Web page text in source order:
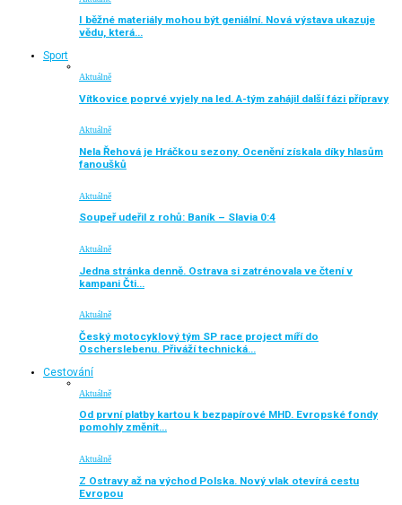
I běžné materiály mohou být geniální. Nová výstava ukazuje
vědu, která…
Sport
Aktuálně
Vítkovice poprvé vyjely na led. A-tým zahájil další fázi přípravy
Aktuálně
Nela Řehová je Hráčkou sezony. Ocenění získala díky hlasům
fanoušků
Aktuálně
Soupeř udeřil z rohů: Baník – Slavia 0:4
Aktuálně
Jedna stránka denně. Ostrava si zatrénovala ve čtení v
kampani Čti…
Aktuálně
Český motocyklový tým SP race project míří do
Oscherslebenu. Přiváží technická…
Cestování
Aktuálně
Od první platby kartou k bezpapírové MHD. Evropské fondy
pomohly změnit…
Aktuálně
Z Ostravy až na východ Polska. Nový vlak otevírá cestu
Evropou